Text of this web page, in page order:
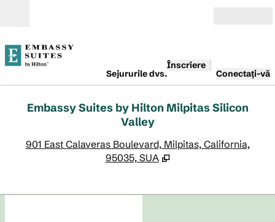
Sejururile dvs.
Înscriere
Conectați-vă
Embassy Suites by Hilton Milpitas Silicon
Valley
901 East Calaveras Boulevard, Milpitas, California,
95035, SUA